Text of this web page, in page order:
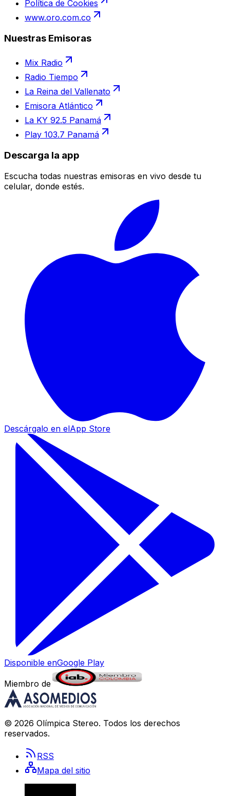
Política de Cookies
www.oro.com.co
Nuestras Emisoras
Mix Radio
Radio Tiempo
La Reina del Vallenato
Emisora Atlántico
La KY 92.5 Panamá
Play 103.7 Panamá
Descarga la app
Escucha todas nuestras emisoras en vivo desde tu
celular, donde estés.
Descárgalo en elApp Store
Disponible enGoogle Play
Miembro de
© 2026 Olímpica Stereo. Todos los derechos
reservados.
RSS
Mapa del sitio